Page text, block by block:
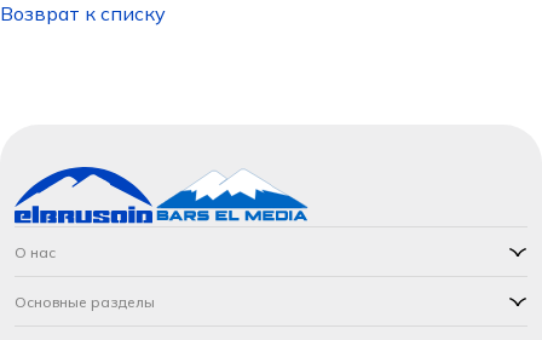
Возврат к списку
О нас
Основные разделы